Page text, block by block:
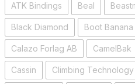
ATK Bindings Beal
Black Diamond Boot Banana
Calazo Forlag AB CamelBak
Cassin Climbing Technology